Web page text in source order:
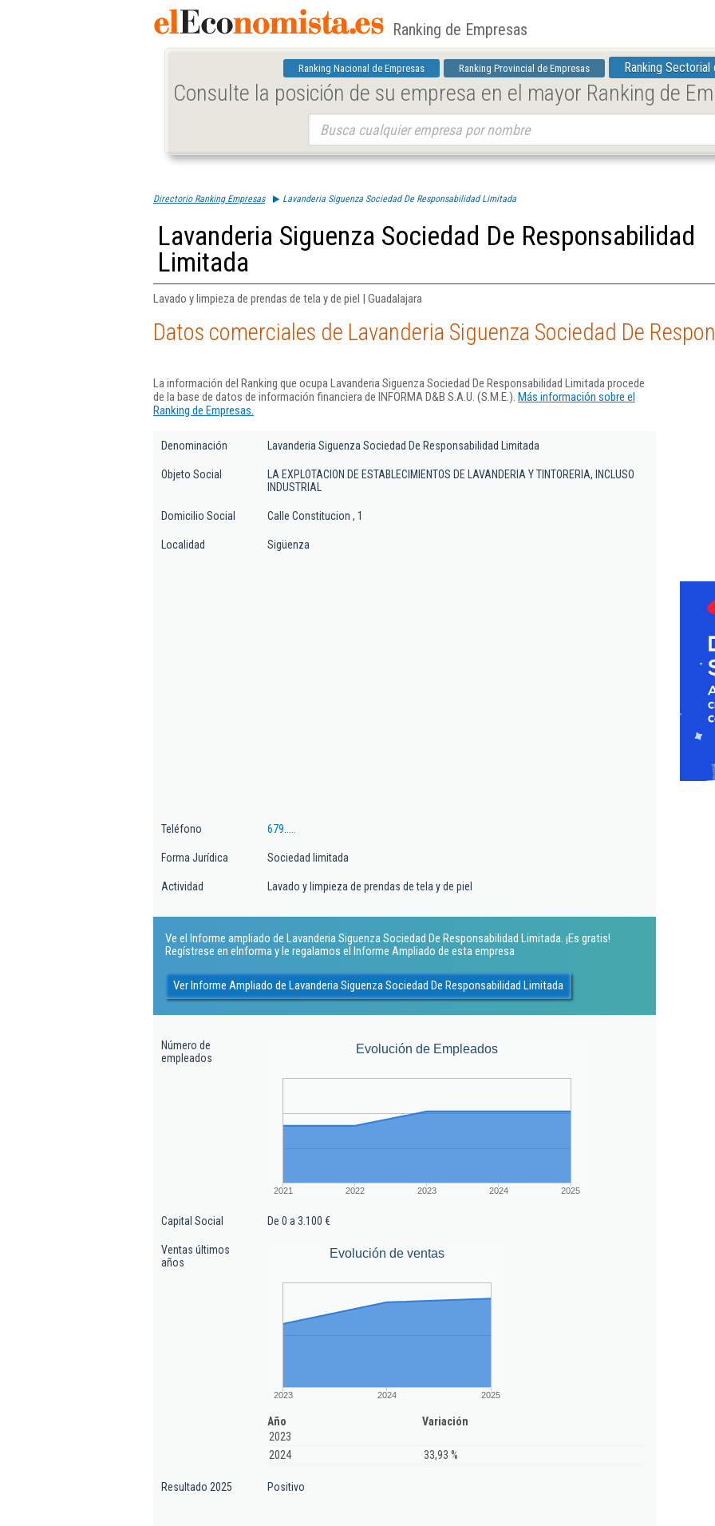
Ranking de Empresas
Ranking Nacional de Empresas Ranking Provincial de Empresas Ranking Sectorial
Consulte la posición de su empresa en el mayor Ranking de
Directorio Ranking Empresas Lavanderia Siguenza Sociedad De Responsabilidad Limitada
Lavanderia Siguenza Sociedad De Responsabilidad
Limitada
Lavado y limpieza de prendas de tela y de piel | Guadalajara
Datos comerciales de Lavanderia Siguenza Sociedad De
La información del Ranking que ocupa Lavanderia Siguenza Sociedad De Responsabilidad Limitada procede
de la base de datos de información financiera de INFORMA D&B S.A.U. (S.M.E.). Más información sobre el
Ranking de Empresas.
Denominación Lavanderia Siguenza Sociedad De Responsabilidad Limitada
Objeto Social
LA EXPLOTACION DE ESTABLECIMIENTOS DE LAVANDERIA Y TINTORERIA, INCLUSO
INDUSTRIAL
Domicilio Social Calle Constitucion , 1
Localidad Sigüenza
Teléfono 679.....
Forma Jurídica Sociedad limitada
Actividad Lavado y limpieza de prendas de tela y de piel
Ve el Informe ampliado de Lavanderia Siguenza Sociedad De Responsabilidad Limitada. ¡Es gratis!
Regístrese en eInforma y le regalamos el Informe Ampliado de esta empresa
Ver Informe Ampliado de Lavanderia Siguenza Sociedad De Responsabilidad Limitada
Número de
empleados
Evolución de Empleados
2021 2022 2023 2024 2025
Capital Social De 0 a 3.100 €
Ventas últimos
años
Evolución de ventas
2023 2024 2025
Año
Variación
2023
2024
33,93 %
Resultado 2025 Positivo